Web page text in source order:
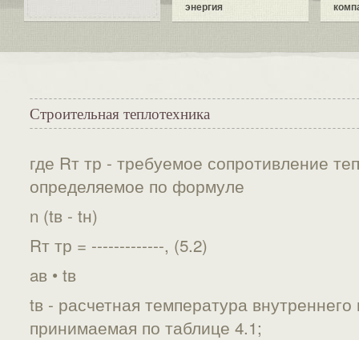
энергия
Строительная теплотехника
где Rт тр - требуемое сопротивление
определяемое по формуле
n (tв - tн)
Rт тр = -------------, (5.2)
aв • tв
tв - расчетная температура внутреннего
принимаемая по таблице 4.1;